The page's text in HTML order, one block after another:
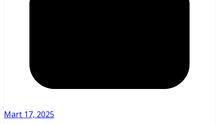
Mart 17, 2025